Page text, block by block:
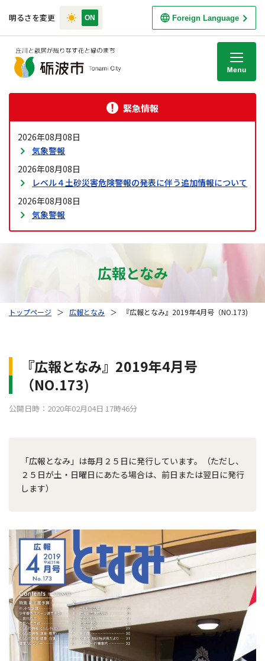
明るさを変更 Foreign Language
緊急情報
2026年08月08日
気象警報
2026年08月08日
レベル４土砂災害危険警報の発表に伴う追加情報について
2026年08月08日
気象警報
広報となみ
トップページ ＞ 広報となみ ＞ 『広報となみ』2019年4月号（NO.173)
『広報となみ』2019年4月号
（NO.173)
公開日時：2020年02月04日 17時46分
「広報となみ」は毎月２５日に発行しています。（ただし、
２５日が土・日曜日にあたる場合は、前日または翌日に発行
します）